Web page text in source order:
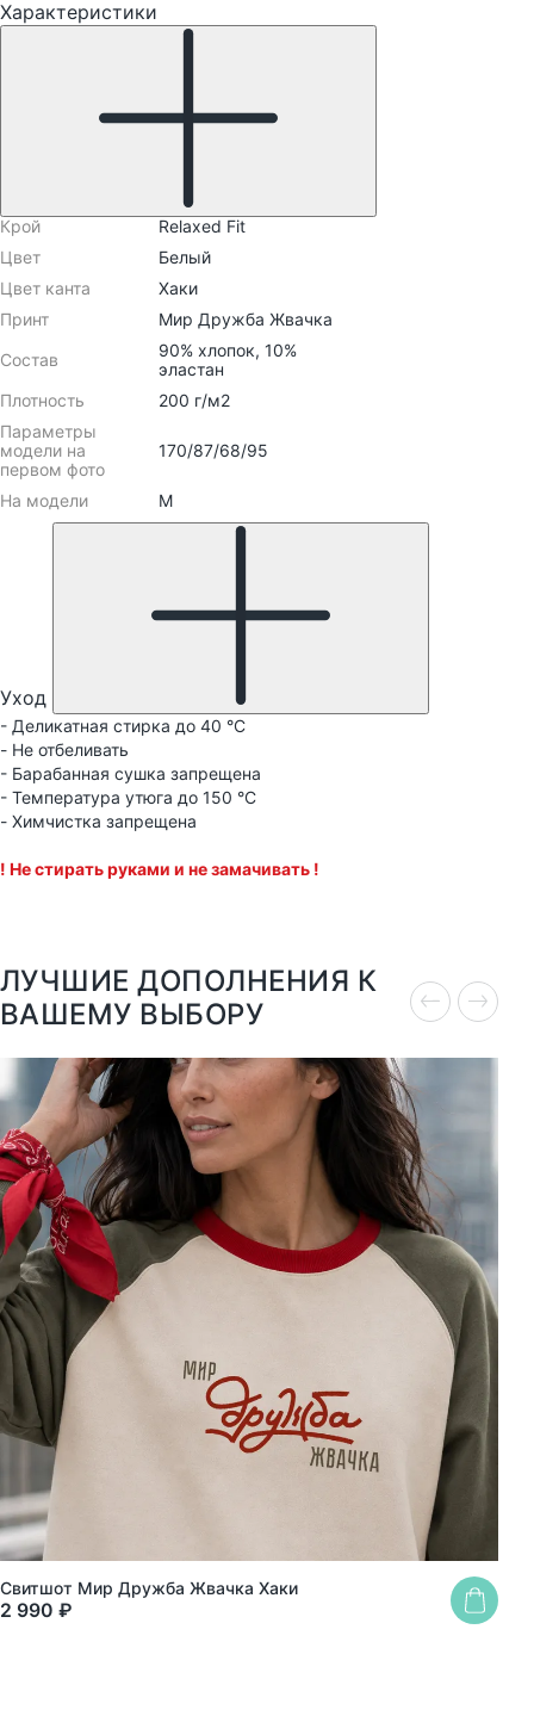
Характеристики
Крой
Relaxed Fit
Цвет
Белый
Цвет канта
Хаки
Принт
Мир Дружба Жвачка
Состав
90% хлопок, 10%
эластан
Плотность
200 г/м2
Параметры
модели на
первом фото
170/87/68/95
На модели М
Уход
- Деликатная стирка до 40 °C
- Не отбеливать
- Барабанная сушка запрещена
- Температура утюга до 150 °C
- Химчистка запрещена
! Не стирать руками и не замачивать !
ЛУЧШИЕ ДОПОЛНЕНИЯ К
ВАШЕМУ ВЫБОРУ
S M XL XXL
Свитшот Мир Дружба Жвачка Хаки
2 990 ₽